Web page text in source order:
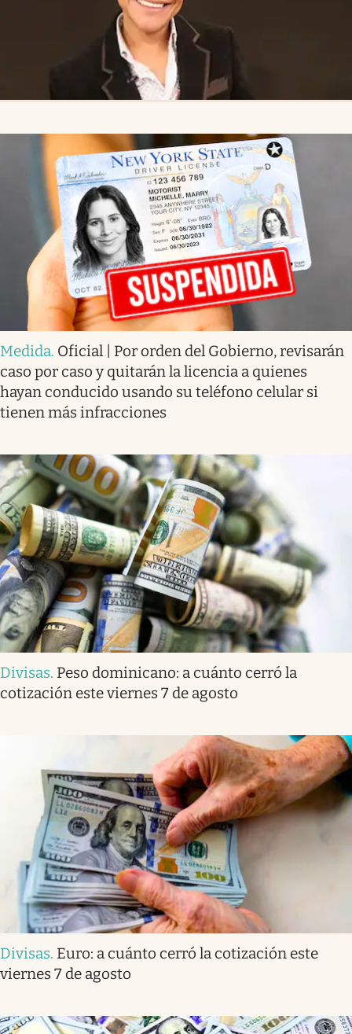
Medida. Oficial | Por orden del Gobierno, revisarán
caso por caso y quitarán la licencia a quienes
hayan conducido usando su teléfono celular si
tienen más infracciones
Divisas. Peso dominicano: a cuánto cerró la
cotización este viernes 7 de agosto
Divisas. Euro: a cuánto cerró la cotización este
viernes 7 de agosto